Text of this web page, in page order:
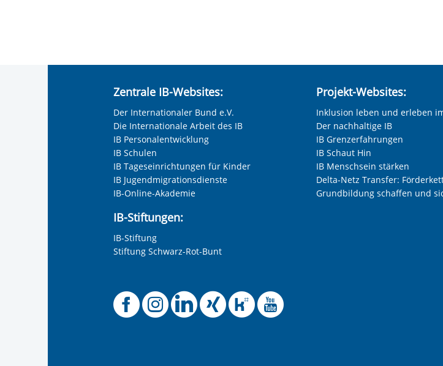
Zentrale IB-Websites:
Der Internationaler Bund e.V.
Die Internationale Arbeit des IB
IB Personalentwicklung
IB Schulen
IB Tageseinrichtungen für Kinder
IB Jugendmigrationsdienste
IB-Online-Akademie
IB-Stiftungen:
IB-Stiftung
Stiftung Schwarz-Rot-Bunt
Projekt-Websites:
Inklusion leben und erleben
Der nachhaltige IB
IB Grenzerfahrungen
IB Schaut Hin
IB Menschsein stärken
Delta-Netz Transfer:
Grundbildung schaffen und
Offizielle Facebook-
Offizielle Instagram-
Offizielle LinkedIn-
Offizielle Xing-
Offizielle